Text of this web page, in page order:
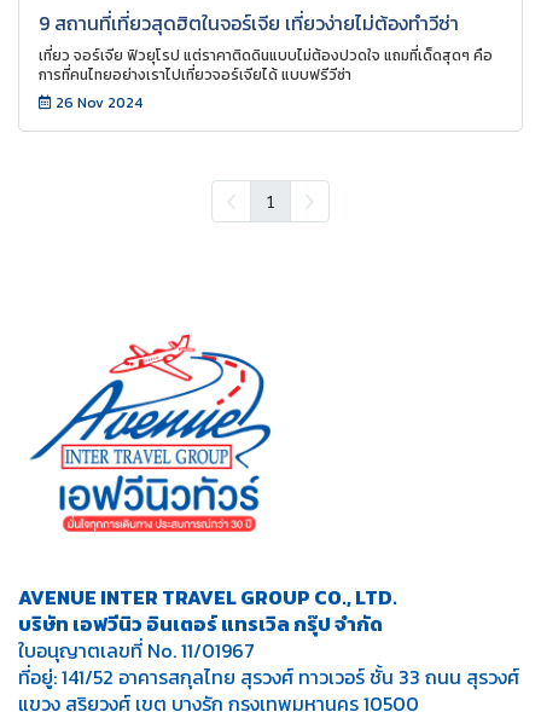
9 สถานที่เที่ยวสุดฮิตในจอร์เจีย เที่ยวง่ายไม่ต้องทำวีซ่า
เที่ยว จอร์เจีย ฟิวยุโรป แต่ราคาติดดินแบบไม่ต้องปวดใจ แถมที่เด็ดสุดๆ คือ
การที่คนไทยอย่างเราไปเที่ยวจอร์เจียได้ แบบฟรีวีซ่า
26 Nov 2024
1
AVENUE INTER TRAVEL GROUP CO., LTD.
บริษัท เอฟวีนิว อินเตอร์ แทรเวิล กรุ๊ป จำกัด
ใบอนุญาตเลขที่ No. 11/01967
ที่อยู่: 141/52 อาคารสกุลไทย สุรวงศ์ ทาวเวอร์ ชั้น 33 ถนน สุรวงศ์
แขวง สุริยวงศ์ เขต บางรัก กรุงเทพมหานคร 10500